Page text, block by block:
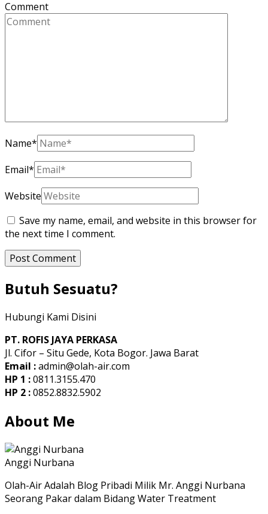
Comment
Name*
Email*
Website
Save my name, email, and website in this browser for
the next time I comment.
Butuh Sesuatu?
Hubungi Kami Disini
PT. ROFIS JAYA PERKASA
Jl. Cifor – Situ Gede, Kota Bogor. Jawa Barat
Email :admin@olah-air.com
HP 1 :0811.3155.470
HP 2 :0852.8832.5902
About Me
Anggi Nurbana
Olah-Air Adalah Blog Pribadi Milik Mr. Anggi Nurbana
Seorang Pakar dalam Bidang Water Treatment